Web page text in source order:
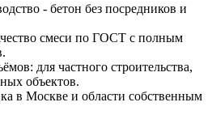
- бетон без посредников и
смеси по ГОСТ с полным
для частного строительства,
объектов.
в Москве и области собственным